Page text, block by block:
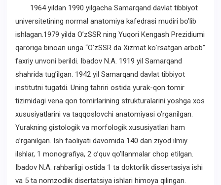
1964 yildan 1990 yilgacha Samarqand davlat tibbiyot
universitetining normal anatomiya kafedrasi mudiri bo’lib
ishlagan.1979 yilda O’zSSR ning Yuqori Kengash Prezidiumi
qaroriga binoan unga “O’zSSR da Xizmat koʻrsatgan arbob”
faxriy unvoni berildi. Ibadov N.A. 1919 yil Samarqand
shahrida tug’ilgan. 1942 yil Samarqand davlat tibbiyot
institutni tugatdi. Uning tahriri ostida yurak-qon tomir
tizimidagi vena qon tomirlarining strukturalarini yoshga xos
xususiyatlarini va taqqoslovchi anatomiyasi o’rganilgan.
Yurakning gistologik va morfologik xususiyatlari ham
o’rganilgan. Ish faoliyati davomida 140 dan ziyod ilmiy
ilshlar, 1 monografiya, 2 o’quv qo’llanmalar chop etilgan.
Ibadov N.A. rahbarligi ostida 1 ta doktorlik dissertasiya ishi
va 5 ta nomzodlik disertatsiya ishlari himoya qilingan.